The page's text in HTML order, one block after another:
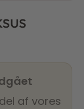
af vores